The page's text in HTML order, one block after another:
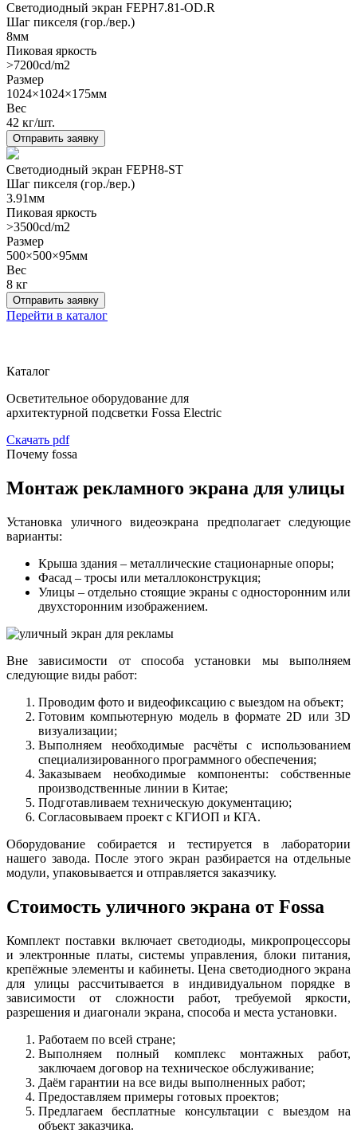
Светодиодный экран FEPH7.81-OD.R
Шаг пикселя (гор./вер.)
8мм
Пиковая яркость
>7200cd/m2
Размер
1024×1024×175мм
Вес
42 кг/шт.
Отправить заявку
Светодиодный экран FEPH8-ST
Шаг пикселя (гор./вер.)
3.91мм
Пиковая яркость
>3500cd/m2
Размер
500×500×95мм
Вес
8 кг
Отправить заявку
Перейти в каталог
Каталог
Осветительное оборудование для
архитектурной подсветки Fossa Electric
Скачать pdf
Почему fossa
Монтаж рекламного экрана для улицы
Установка уличного видеоэкрана предполагает следующие
варианты:
Крыша здания – металлические стационарные опоры;
Фасад – тросы или металлоконструкция;
Улицы – отдельно стоящие экраны с односторонним или
двухсторонним изображением.
Вне зависимости от способа установки мы выполняем
следующие виды работ:
Проводим фото и видеофиксацию с выездом на объект;
Готовим компьютерную модель в формате 2D или 3D
визуализации;
Выполняем необходимые расчёты с использованием
специализированного программного обеспечения;
Заказываем необходимые компоненты: собственные
производственные линии в Китае;
Подготавливаем техническую документацию;
Согласовываем проект с КГИОП и КГА.
Оборудование собирается и тестируется в лаборатории
нашего завода. После этого экран разбирается на отдельные
модули, упаковывается и отправляется заказчику.
Стоимость уличного экрана от Fossa
Комплект поставки включает светодиоды, микропроцессоры
и электронные платы, системы управления, блоки питания,
крепёжные элементы и кабинеты. Цена светодиодного экрана
для улицы рассчитывается в индивидуальном порядке в
зависимости от сложности работ, требуемой яркости,
разрешения и диагонали экрана, способа и места установки.
Работаем по всей стране;
Выполняем полный комплекс монтажных работ,
заключаем договор на техническое обслуживание;
Даём гарантии на все виды выполненных работ;
Предоставляем примеры готовых проектов;
Предлагаем бесплатные консультации с выездом на
объект заказчика.